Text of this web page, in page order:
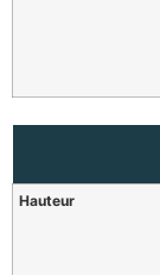
Hauteur